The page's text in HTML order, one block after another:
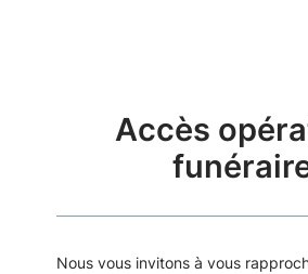
Accès
Nous vous invitons à vous